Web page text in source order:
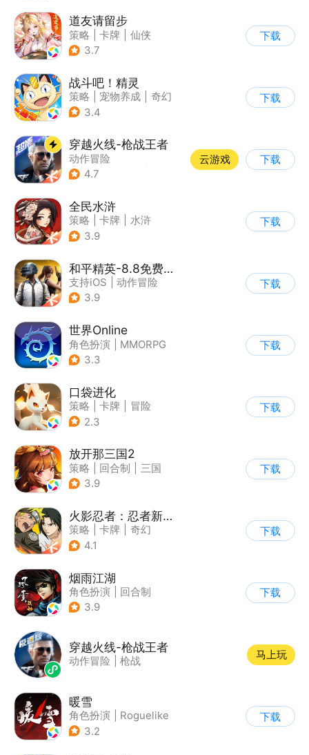
道友请留步
策略 卡牌
仙侠
| 卡通
3.7
下载
战斗吧！精灵
策略 宠物养成
奇幻
| 宠物
3.4
下载
穿越火线-枪战王者
动作冒险
| 第一人称射击
4.7
云游戏 下载
全民水浒
策略 卡牌
水浒
| 中国风
3.9
下载
和平精英-8.8免费领20连抽
支持iOS
动作冒险
| PvP
3.9
下载
世界Online
角色扮演
MMORPG
| 冒险
3.3
下载
口袋进化
策略 卡牌
冒险
| 精灵宝可梦
2.3
下载
放开那三国2
策略 回合制
三国
| Q版
3.9
下载
火影忍者：忍者新世代
策略 卡牌
奇幻
| 火影
4.1
下载
烟雨江湖
角色扮演
回合制
| 武侠
3.9
下载
穿越火线-枪战王者
动作冒险 枪战
马上玩
暖雪
角色扮演
Roguelike
| 奇幻
3.2
下载